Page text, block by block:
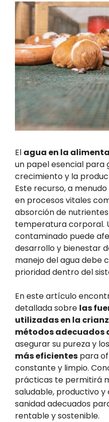
El agua en la
un papel esencial para
crecimiento y la
Este recurso, a
en procesos vitales
absorción de
temperatura corporal.
contaminado puede
desarrollo y bienestar
manejo del agua debe
prioridad dentro del
En este artículo
detallada sobre las
utilizadas en la
métodos adecuados
asegurar su pureza y los
más eficientes para
constante y limpio.
prácticas te permitirá
saludable, productivo
sanidad adecuados
rentable y sostenible.